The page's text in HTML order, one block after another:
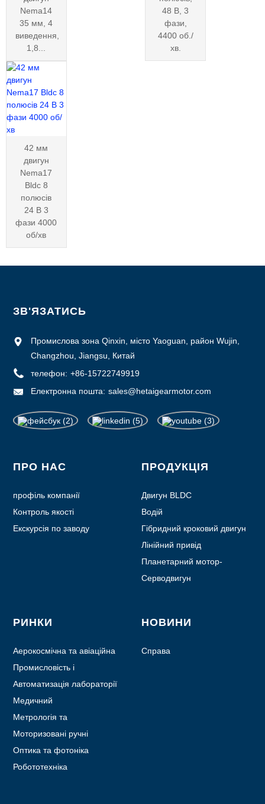
Nema14
35 мм, 4
виведення,
1,8...
48 В, 3
фази,
4400 об./
хв.
42 мм
двигун
Nema17
Bldc 8
полюсів
24 В 3
фази 4000
об/хв
ЗВ'ЯЗАТИСЬ
Промислова зона Qinxin, місто Yaoguan, район Wujin,
Changzhou, Jiangsu, Китай
телефон: +86-15722749919
Електронна пошта: sales@hetaigearmotor.com
ПРО НАС
профіль компанії
Контроль якості
Екскурсія по заводу
ПРОДУКЦІЯ
Двигун BLDC
Водій
Гібридний кроковий двигун
Лінійний привід
Планетарний мотор-
редуктор
Серводвигун
РИНКИ
Аерокосмічна та авіаційна
промисловість
Промисловість і
автоматизація
Автоматизація лабораторії
Медичний
Метрологія та
випробування
Моторизовані ручні
пристрої
Оптика та фотоніка
Робототехніка
НОВИНИ
Справа